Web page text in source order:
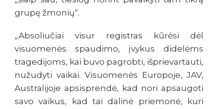
grupę žmonių“.
„Absoliučiai visur registras kūrėsi dėl
visuomenės spaudimo, įvykus didelėms
tragedijoms, kai buvo pagrobti, išprievartauti,
nužudyti vaikai. Visuomenės Europoje, JAV,
Australijoje apsisprendė, kad nori apsaugoti
savo vaikus, kad tai dalinė priemonė, kuri